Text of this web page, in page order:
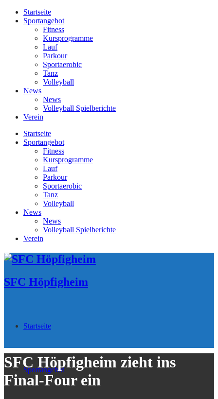
Startseite
Sportangebot
Fitness
Kursprogramme
Lauf
Parkour
Sportaerobic
Tanz
Volleyball
News
News
Volleyball Spielberichte
Verein
Startseite
Sportangebot
Fitness
Kursprogramme
Lauf
Parkour
Sportaerobic
Tanz
Volleyball
News
News
Volleyball Spielberichte
Verein
SFC Höpfigheim
Startseite
Sportangebot
SFC Höpfigheim zieht ins
Final-Four ein